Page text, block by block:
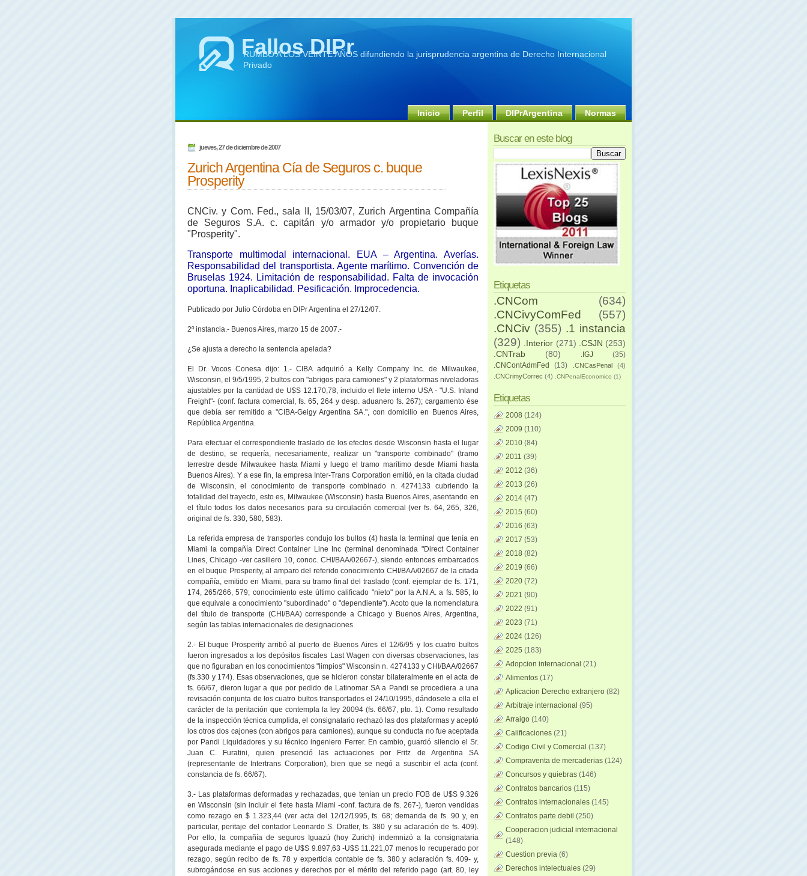
Fallos DIPr
RUMBO A LOS VEINTE AÑOS difundiendo la jurisprudencia argentina de Derecho Internacional
Privado
Inicio Perfil DIPrArgentina Normas
jueves, 27 de diciembre de 2007
Zurich Argentina Cía de Seguros c. buque
Prosperity
CNCiv. y Com. Fed., sala II, 15/03/07, Zurich Argentina Compañía
de Seguros S.A. c. capitán y/o armador y/o propietario buque
"Prosperity".
Transporte multimodal internacional. EUA – Argentina. Averías.
Responsabilidad del transportista. Agente marítimo. Convención de
Bruselas 1924. Limitación de responsabilidad. Falta de invocación
oportuna. Inaplicabilidad. Pesificación. Improcedencia.
Publicado por Julio Córdoba en DIPr Argentina el 27/12/07.
2º instancia.- Buenos Aires, marzo 15 de 2007.-
¿Se ajusta a derecho la sentencia apelada?
El Dr. Vocos Conesa dijo: 1.- CIBA adquirió a Kelly Company Inc. de Milwaukee,
Wisconsin, el 9/5/1995, 2 bultos con "abrigos para camiones" y 2 plataformas niveladoras
ajustables por la cantidad de U$S 12.170,78, incluido el flete interno USA - "U.S. Inland
Freight"- (conf. factura comercial, fs. 65, 264 y desp. aduanero fs. 267); cargamento ése
que debía ser remitido a "CIBA-Geigy Argentina SA.", con domicilio en Buenos Aires,
República Argentina.
Para efectuar el correspondiente traslado de los efectos desde Wisconsin hasta el lugar
de destino, se requería, necesariamente, realizar un "transporte combinado" (tramo
terrestre desde Milwaukee hasta Miami y luego el tramo marítimo desde Miami hasta
Buenos Aires). Y a ese fin, la empresa Inter-Trans Corporation emitió, en la citada ciudad
de Wisconsin, el conocimiento de transporte combinado n. 4274133 cubriendo la
totalidad del trayecto, esto es, Milwaukee (Wisconsin) hasta Buenos Aires, asentando en
el título todos los datos necesarios para su circulación comercial (ver fs. 64, 265, 326,
original de fs. 330, 580, 583).
La referida empresa de transportes condujo los bultos (4) hasta la terminal que tenía en
Miami la compañía Direct Container Line Inc (terminal denominada "Direct Container
Lines, Chicago -ver casillero 10, conoc. CHI/BAA/02667-), siendo entonces embarcados
en el buque Prosperity, al amparo del referido conocimiento CHI/BAA/02667 de la citada
compañía, emitido en Miami, para su tramo final del traslado (conf. ejemplar de fs. 171,
174, 265/266, 579; conocimiento este último calificado "nieto" por la A.N .A. a fs. 585, lo
que equivale a conocimiento "subordinado" o "dependiente"). Acoto que la nomenclatura
del título de transporte (CHI/BAA) corresponde a Chicago y Buenos Aires, Argentina,
según las tablas internacionales de designaciones.
2.- El buque Prosperity arribó al puerto de Buenos Aires el 12/6/95 y los cuatro bultos
fueron ingresados a los depósitos fiscales Last Wagen con diversas observaciones, las
que no figuraban en los conocimientos "limpios" Wisconsin n. 4274133 y CHI/BAA/02667
(fs.330 y 174). Esas observaciones, que se hicieron constar bilateralmente en el acta de
fs. 66/67, dieron lugar a que por pedido de Latinomar SA a Pandi se procediera a una
revisación conjunta de los cuatro bultos transportados el 24/10/1995, dándosele a ella el
carácter de la peritación que contempla la ley 20094 (fs. 66/67, pto. 1). Como resultado
de la inspección técnica cumplida, el consignatario rechazó las dos plataformas y aceptó
los otros dos cajones (con abrigos para camiones), aunque su conducta no fue aceptada
por Pandi Liquidadores y su técnico ingeniero Ferrer. En cambio, guardó silencio el Sr.
Juan C. Furatini, quien presenció las actuaciones por Fritz de Argentina SA
(representante de Intertrans Corporation), bien que se negó a suscribir el acta (conf.
constancia de fs. 66/67).
3.- Las plataformas deformadas y rechazadas, que tenían un precio FOB de U$S 9.326
en Wisconsin (sin incluir el flete hasta Miami -conf. factura de fs. 267-), fueron vendidas
como rezago en $ 1.323,44 (ver acta del 12/12/1995, fs. 68; demanda de fs. 90 y, en
particular, peritaje del contador Leonardo S. Dratler, fs. 380 y su aclaración de fs. 409).
Por ello, la compañía de seguros Iguazú (hoy Zurich) indemnizó a la consignataria
asegurada mediante el pago de U$S 9.897,63 -U$S 11.221,07 menos lo recuperado por
rezago, según recibo de fs. 78 y experticia contable de fs. 380 y aclaración fs. 409- y,
subrogándose en sus acciones y derechos por el mérito del referido pago (art. 80, ley
Buscar en este blog
Etiquetas
.CNCom
(634)
.CNCivyComFed
(557)
.CNCiv (355) .1 instancia
(329)
.Interior (271) .CSJN (253)
.CNTrab
(80) .IGJ
(35)
.CNContAdmFed
(13) .CNCasPenal
(4)
.CNCrimyCorrec (4) .CNPenalEconomico (1)
Etiquetas
2008 (124)
2009 (110)
2010 (84)
2011 (39)
2012 (36)
2013 (26)
2014 (47)
2015 (60)
2016 (63)
2017 (53)
2018 (82)
2019 (66)
2020 (72)
2021 (90)
2022 (91)
2023 (71)
2024 (126)
2025 (183)
Adopcion internacional (21)
Alimentos (17)
Aplicacion Derecho extranjero (82)
Arbitraje internacional (95)
Arraigo (140)
Calificaciones (21)
Codigo Civil y Comercial (137)
Compraventa de mercaderias (124)
Concursos y quiebras (146)
Contratos bancarios (115)
Contratos internacionales (145)
Contratos parte debil (250)
Cooperacion judicial internacional
(148)
Cuestion previa (6)
Derechos intelectuales (29)